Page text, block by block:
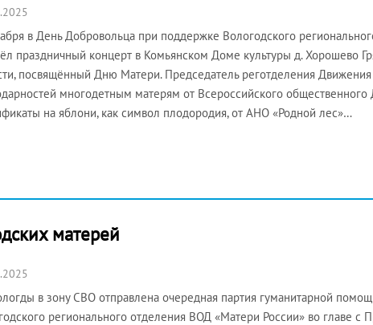
в День Добровольца при поддержке Вологодского
праздничный концерт в Комьянском Доме культуры д. Хорошево
посвящённый Дню Матери. Председатель реготделения
многодетным матерям от Всероссийского
на яблони, как символ плодородия, от АНО «Родной лес»…
матерей
в зону СВО отправлена очередная партия гуманитарной
регионального отделения ВОД «Матери России» во главе